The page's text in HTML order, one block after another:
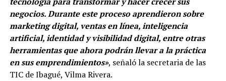
negocios. Durante este proceso aprendieron sobre
marketing digital, ventas en línea, inteligencia
artificial, identidad y visibilidad digital, entre otras
herramientas que ahora podrán llevar a la práctica
en sus emprendimientos», señaló la secretaria de las
TIC de Ibagué, Vilma Rivera.